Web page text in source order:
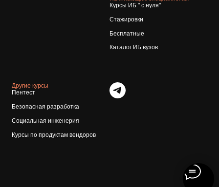
Курсы ИБ " с нуля"
Стажировки
Бесплатные
Каталог ИБ вузов
Другие курсы
Пентест
Безопасная разработка
Социальная инженерия
Курсы по продуктам вендоров